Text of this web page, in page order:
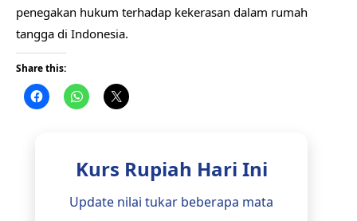
penegakan hukum terhadap kekerasan dalam rumah
tangga di Indonesia.
Share this:
Kurs Rupiah Hari Ini
Update nilai tukar beberapa mata